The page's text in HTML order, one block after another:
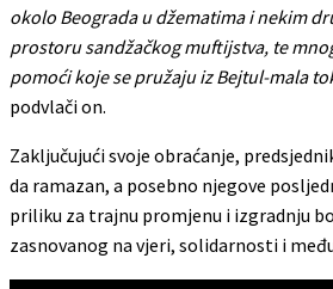
okolo Beograda u džematima i nekim
prostoru sandžačkog muftijstva, te
pomoći koje se pružaju iz Bejtul-mala
podvlači on.
Zaključujući svoje obraćanje,
da ramazan, a posebno njegove
priliku za trajnu promjenu i izgradnju
zasnovanog na vjeri, solidarnosti i